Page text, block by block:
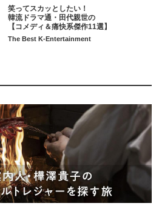
笑ってスカッとしたい！
韓流ドラマ通・田代親世の
【コメディ＆痛快系傑作11選】
The Best K-Entertainment